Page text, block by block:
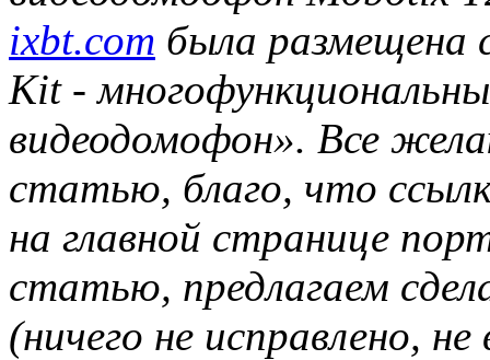
ixbt.com была размещена
Kit -
видеодомофон». Все
статью, благо, что
на главной странице
статью, предлагаем
(ничего не исправлено,